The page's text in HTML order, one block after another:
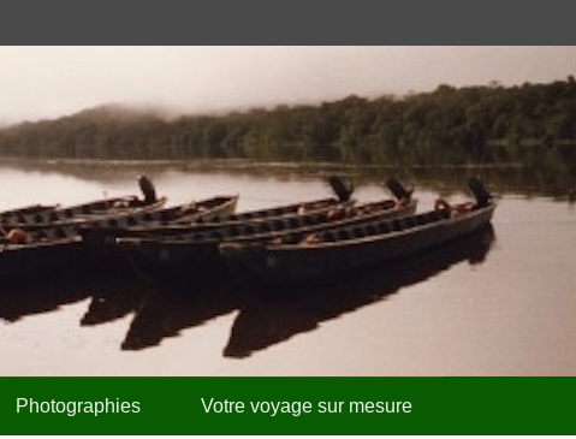
Photographies Votre voyage sur mesure